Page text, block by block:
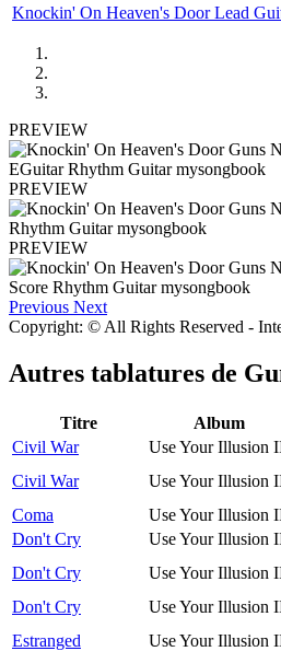
Knockin' On Heaven's Door Lead
PREVIEW
PREVIEW
PREVIEW
Previous Next
Copyright: © All Rights Reserved -
Autres tablatures de
Titre Album
Civil War
Use Your Illusion
Civil War
Use Your Illusion
Coma
Use Your Illusion
Don't Cry
Use Your Illusion
Don't Cry
Use Your Illusion
Don't Cry
Use Your Illusion
Estranged
Use Your Illusion